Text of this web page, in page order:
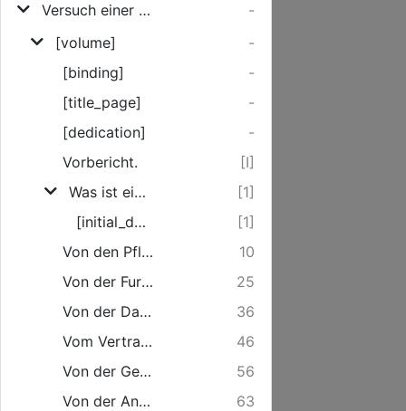
Versuch einer praktischen Anweisung zum Katechisiren; oder Unterricht in der Sitten-Lehre in Frag und Antwort
-
[volume]
-
[binding]
-
[title_page]
-
[dedication]
-
Vorbericht.
[I]
Was ist eine Pflicht ?
[1]
[initial_decoration]
[1]
Von den Pflichten gegen Gott.
10
Von der Furcht Gottes.
25
Von der Dankbarkeit gegen Gott.
36
Vom Vertrauen auf Gott.
46
Von der Geduld im Leiden.
56
Von der Anbetung Gottes.
63